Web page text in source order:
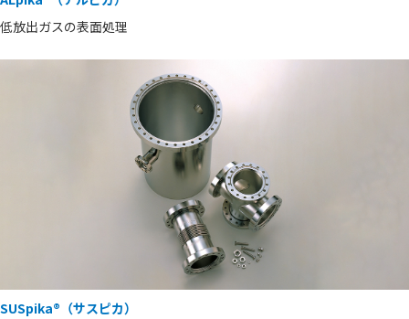
低放出ガスの表面処理
SUSpika®（サスピカ）